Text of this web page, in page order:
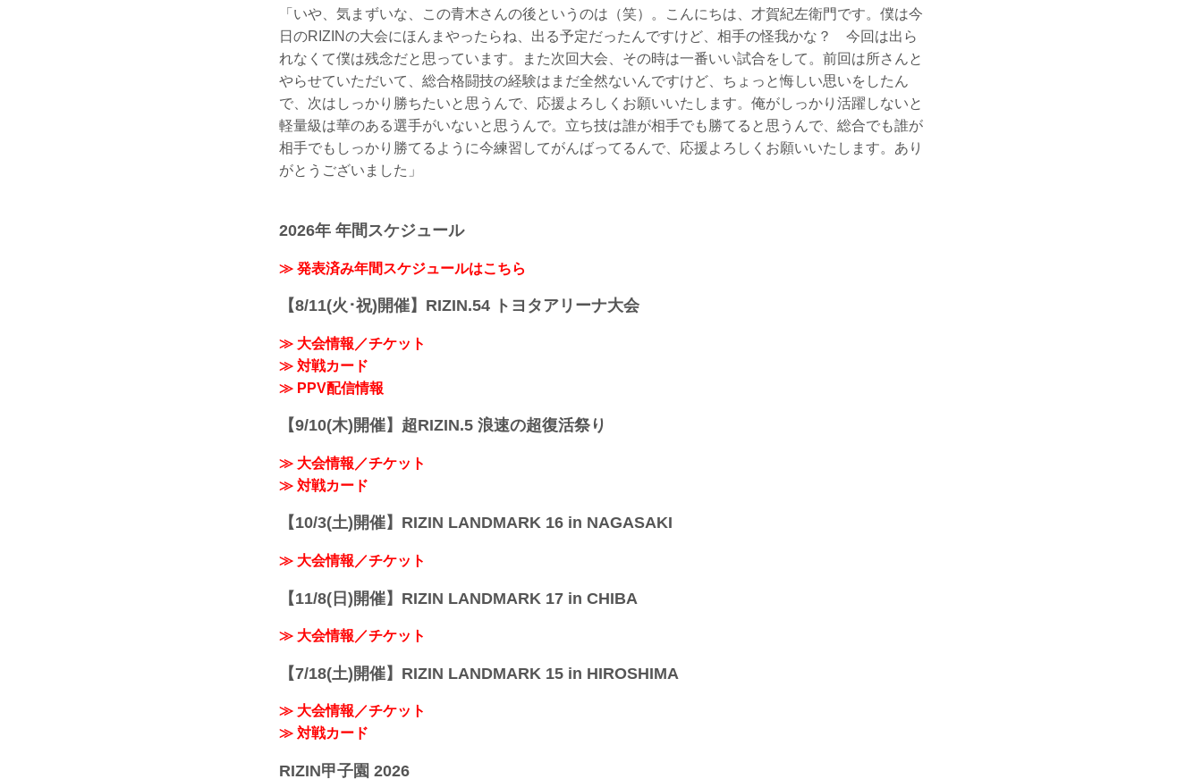
「いや、気まずいな、この青木さんの後というのは（笑）。こんにちは、才賀紀左衛門です。僕は今
日のRIZINの大会にほんまやったらね、出る予定だったんですけど、相手の怪我かな？ 今回は出ら
れなくて僕は残念だと思っています。また次回大会、その時は一番いい試合をして。前回は所さんと
やらせていただいて、総合格闘技の経験はまだ全然ないんですけど、ちょっと悔しい思いをしたん
で、次はしっかり勝ちたいと思うんで、応援よろしくお願いいたします。俺がしっかり活躍しないと
軽量級は華のある選手がいないと思うんで。立ち技は誰が相手でも勝てると思うんで、総合でも誰が
相手でもしっかり勝てるように今練習してがんばってるんで、応援よろしくお願いいたします。あり
がとうございました」
2026年 年間スケジュール
≫ 発表済み年間スケジュールはこちら
【8/11(火･祝)開催】RIZIN.54 トヨタアリーナ大会
≫ 大会情報／チケット
≫ 対戦カード
≫ PPV配信情報
【9/10(木)開催】超RIZIN.5 浪速の超復活祭り
≫ 大会情報／チケット
≫ 対戦カード
【10/3(土)開催】RIZIN LANDMARK 16 in NAGASAKI
≫ 大会情報／チケット
【11/8(日)開催】RIZIN LANDMARK 17 in CHIBA
≫ 大会情報／チケット
【7/18(土)開催】RIZIN LANDMARK 15 in HIROSHIMA
≫ 大会情報／チケット
≫ 対戦カード
RIZIN甲子園 2026